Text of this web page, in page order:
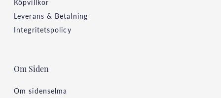
Leverans & Betalning
Integritetspolicy
Om Siden
Om sidenselma